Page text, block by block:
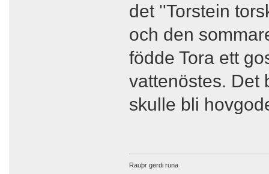
det ''Torstein
och den
födde Tora ett
vattenöstes. Det
skulle bli
Rauþr gerdi runa